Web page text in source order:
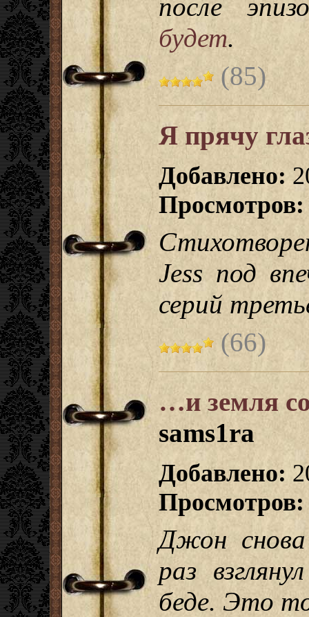
после
будет.
(85)
Я прячу
Добавлено:
Просмотров:
Jess под
серий
(66)
…и земля
sams1ra
Добавлено:
Просмотров:
Джон
раз
беде. Это